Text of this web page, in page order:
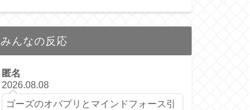
みんなの反応
匿名
2026.08.08
ゴーズのオバプリとマインドフォース引